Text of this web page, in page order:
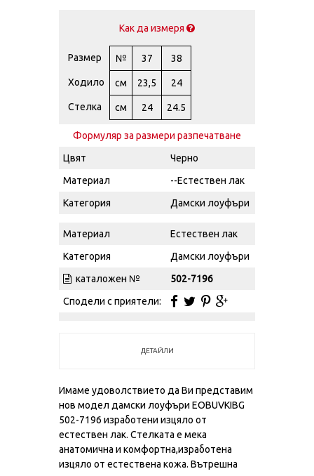
Как да измеря
Размер № 37 38
Ходило см 23,5 24
Стелка см 24 24.5
Формуляр за размери разпечатване
Цвят
Черно
Материал
--Естествен лак
Категория
Дамски лоуфъри
Материал
Естествен лак
Категория
Дамски лоуфъри
каталожен №
502-7196
Сподели с приятели:
ДЕТАЙЛИ
Имаме удоволствието да Ви представим
нов модел дамски лоуфъри EOBUVKIBG
502-7196 изработени изцяло от
естествен лак. Стелката е мека
анатомична и комфортна,изработена
изцяло от естествена кожа. Вътрешна